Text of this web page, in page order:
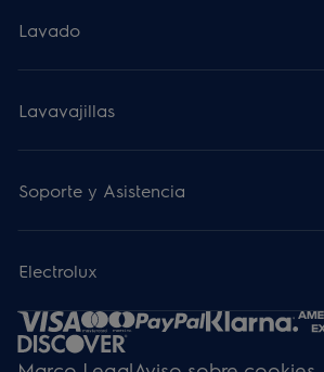
Lavado
Lavavajillas
Soporte y Asistencia
Electrolux